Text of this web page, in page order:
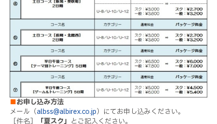
■お申し込み方法
メール（albss@albirex.co.jp）にてお申し込みください。
［件名］
「夏スク」 とご記入ください。